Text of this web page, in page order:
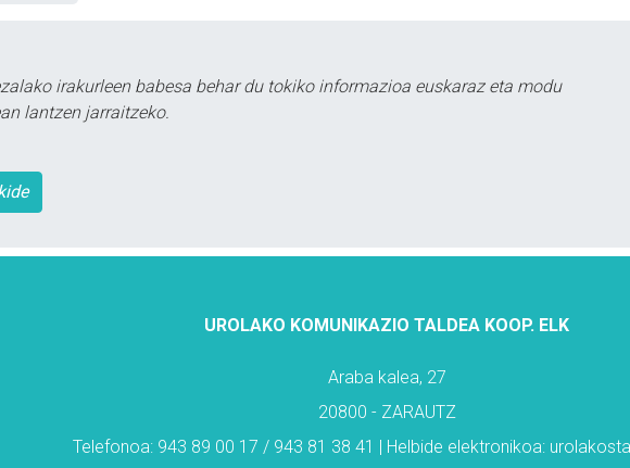
irakurleen babesa behar du tokiko informazioa euskaraz eta modu
lantzen jarraitzeko.
UROLAKO KOMUNIKAZIO TALDEA KOOP. ELK
Araba kalea, 27
20800 - ZARAUTZ
Telefonoa: 943 89 00 17 / 943 81 38 41 | Helbide elektronikoa: